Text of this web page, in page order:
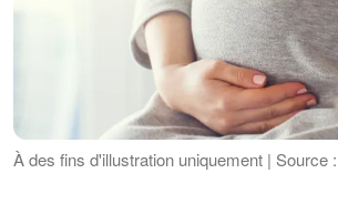
À des fins d'illustration uniquement | Source